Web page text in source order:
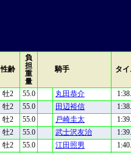
性齢
負
担
重
量
騎手 タ
牡2 55.0 丸田恭介
牡2 55.0 田辺裕信
牡2 55.0 戸崎圭太
牡2 55.0 武士沢友治
牡2 55.0 江田照男